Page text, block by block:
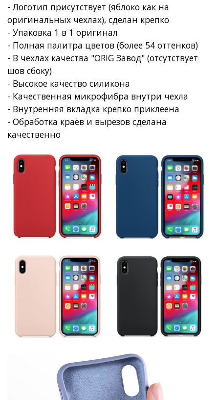
- Логотип присутствует (яблоко как на
оригинальных чехлах), сделан крепко
- Упаковка 1 в 1 оригинал
- Полная палитра цветов (более 54 оттенков)
- В чехлах качества "ORIG Завод" (отсутствует
шов сбоку)
- Высокое качество силикона
- Качественная микрофибра внутри чехла
- Внутренняя вкладка крепко приклеена
- Обработка краёв и вырезов сделана
качественно